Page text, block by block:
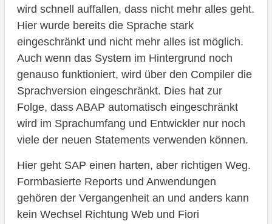
wird schnell auffallen, dass nicht mehr alles geht.
Hier wurde bereits die Sprache stark
eingeschränkt und nicht mehr alles ist möglich.
Auch wenn das System im Hintergrund noch
genauso funktioniert, wird über den Compiler die
Sprachversion eingeschränkt. Dies hat zur
Folge, dass ABAP automatisch eingeschränkt
wird im Sprachumfang und Entwickler nur noch
viele der neuen Statements verwenden können.
Hier geht SAP einen harten, aber richtigen Weg.
Formbasierte Reports und Anwendungen
gehören der Vergangenheit an und anders kann
kein Wechsel Richtung Web und Fiori